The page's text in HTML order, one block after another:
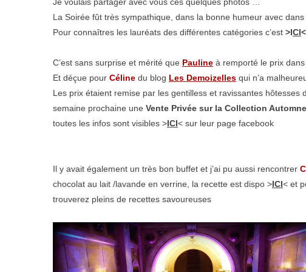
Je voulais partager avec vous ces quelques photos …
La Soirée fût très sympathique, dans la bonne humeur avec
Pour connaîtres les lauréats des différentes catégories c’est >ICI<
C’est sans surprise et mérité que Pauline à remporté le prix
Et déçue pour Céline du blog Les Demoizelles qui n’a
Les prix étaient remise par les gentilless et ravissantes hôtesses
semaine prochaine une Vente Privée sur la Collection
toutes les infos sont visibles >ICI< sur leur page facebook
Il y avait également un très bon buffet et j’ai pu aussi rencontrer
chocolat au lait /lavande en verrine, la recette est dispo >ICI< et
trouverez pleins de recettes savoureuses